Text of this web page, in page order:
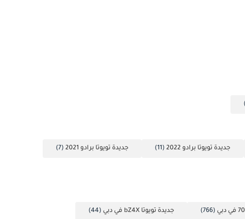
جديدة تويوتا برادو 2022 (11) جديدة تويوتا برادو 2021 (7)
(766) جديدة تويوتا bZ4X في دبي (44)